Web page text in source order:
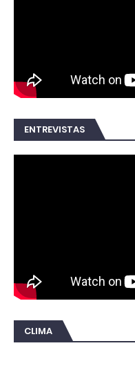
ENTREVISTAS
CLIMA